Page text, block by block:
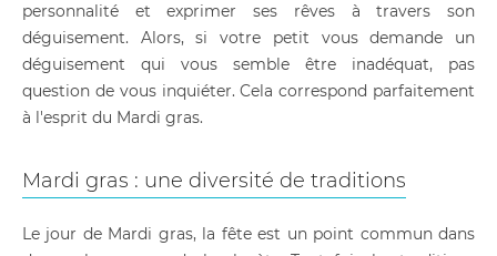
personnalité et exprimer ses rêves à travers son
déguisement. Alors, si votre petit vous demande un
déguisement qui vous semble être inadéquat, pas
question de vous inquiéter. Cela correspond parfaitement
à l'esprit du Mardi gras.
Mardi gras : une diversité de traditions
Le jour de Mardi gras, la fête est un point commun dans